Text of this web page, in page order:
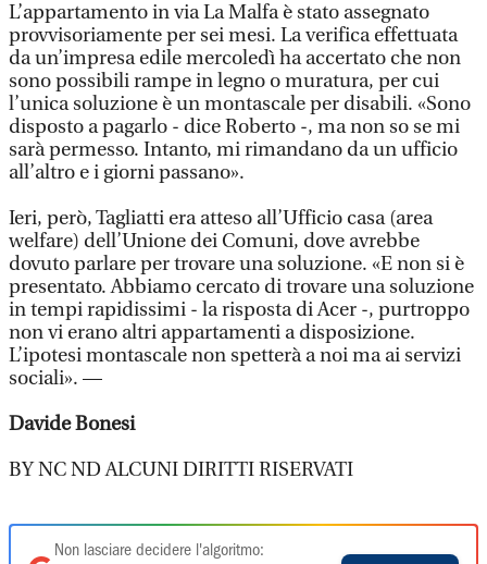
L’appartamento in via La Malfa è stato assegnato
provvisoriamente per sei mesi. La verifica effettuata
da un’impresa edile mercoledì ha accertato che non
sono possibili rampe in legno o muratura, per cui
l’unica soluzione è un montascale per disabili. «Sono
disposto a pagarlo - dice Roberto -, ma non so se mi
sarà permesso. Intanto, mi rimandano da un ufficio
all’altro e i giorni passano».
Ieri, però, Tagliatti era atteso all’Ufficio casa (area
welfare) dell’Unione dei Comuni, dove avrebbe
dovuto parlare per trovare una soluzione. «E non si è
presentato. Abbiamo cercato di trovare una soluzione
in tempi rapidissimi - la risposta di Acer -, purtroppo
non vi erano altri appartamenti a disposizione.
L’ipotesi montascale non spetterà a noi ma ai servizi
sociali». —
Davide Bonesi
BY NC ND ALCUNI DIRITTI RISERVATI
Non lasciare decidere l'algoritmo: